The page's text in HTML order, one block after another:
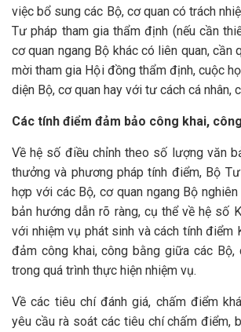
việc bổ sung các Bộ, cơ quan có trách
Tư pháp tham gia thẩm định (nếu cần
cơ quan ngang Bộ khác có liên quan, cần
mời tham gia Hội đồng thẩm định, cuộc
diện Bộ, cơ quan hay với tư cách cá nhân,
Các tính điểm đảm bảo công khai,
Về hệ số điều chỉnh theo số lượng văn
thưởng và phương pháp tính điểm, Bộ
hợp với các Bộ, cơ quan ngang Bộ
bản hướng dẫn rõ ràng, cụ thể về hệ số
với nhiệm vụ phát sinh và cách tính điểm
đảm công khai, công bằng giữa các Bộ,
trong quá trình thực hiện nhiệm vụ.
Về các tiêu chí đánh giá, chấm điểm
yêu cầu rà soát các tiêu chí chấm điểm,